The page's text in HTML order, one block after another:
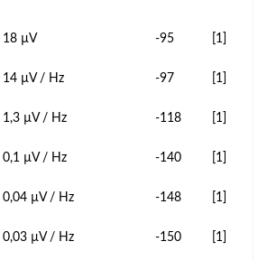
18 µV -95 [1]
14 µV / Hz -97 [1]
1,3 µV / Hz -118 [1]
0,1 µV / Hz -140 [1]
0,04 µV / Hz -148 [1]
0,03 µV / Hz -150 [1]